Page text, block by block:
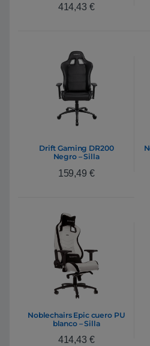
414,43 €
Drift Gaming DR200
Negro – Silla
159,49 €
Noblechairs Epic cuero PU
blanco – Silla
414,43 €